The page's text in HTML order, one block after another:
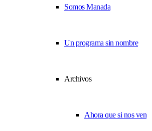
Somos Manada
Un programa sin nombre
Archivos
Ahora que si nos ven